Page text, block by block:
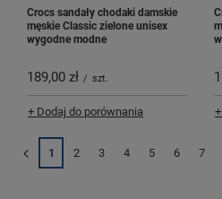
Crocs sandały chodaki damskie
męskie Classic zielone unisex
wygodne modne
189,00 zł / szt.
+ Dodaj do porównania
1 2 3 4 5 6 7